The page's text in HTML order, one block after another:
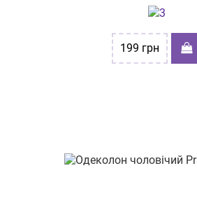
пр-т Героїв України, буд. 55
вул. Героїв України, 11/1
бульв. Миколи Руденка, буд.15
пр-т. Аерокосмічний буд.179
199 грн